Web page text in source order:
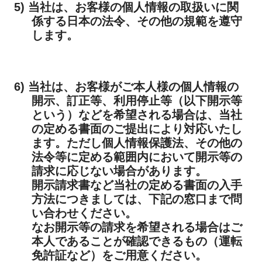
5) 当社は、お客様の個人情報の取扱いに関
係する日本の法令、その他の規範を遵守
します。
6) 当社は、お客様がご本人様の個人情報の
開示、訂正等、利用停止等（以下開示等
という）などを希望される場合は、当社
の定める書面のご提出により対応いたし
ます。ただし個人情報保護法、その他の
法令等に定める範囲内において開示等の
請求に応じない場合があります。
開示請求書など当社の定める書面の入手
方法につきましては、下記の窓口まで問
い合わせください。
なお開示等の請求を希望される場合はご
本人であることが確認できるもの（運転
免許証など）をご用意ください。